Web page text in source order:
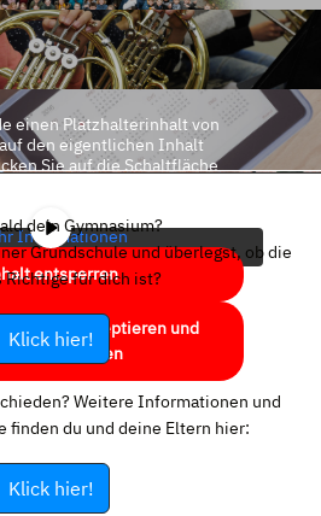
einen Platzhalterinhalt von
den eigentlichen Inhalt
Sie auf die Schaltfläche
Informationen
entsperren
Service akzeptieren und
entsperren
dein Gymnasium?
Grundschule und überlegst, ob die
Richtige für dich ist?
Klick hier!
Weitere Informationen und
finden du und deine Eltern hier:
Klick hier!